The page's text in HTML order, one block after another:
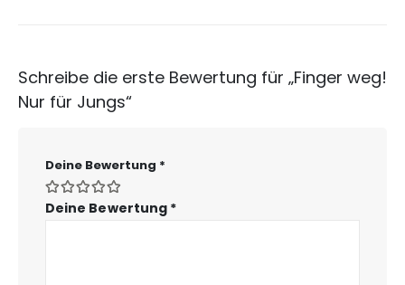
Schreibe die erste Bewertung für „Finger weg!
Nur für Jungs“
Deine Bewertung *
Deine Bewertung *